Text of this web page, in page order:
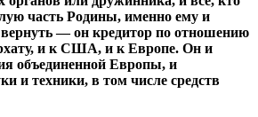
часть Родины, именно ему и
вернуть — он кредитор по отношению
и к США, и к Европе. Он и
объединенной Европы, и
и техники, в том числе средств